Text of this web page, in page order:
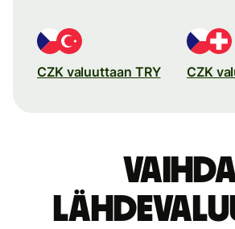
CZK valuuttaan TRY CZK